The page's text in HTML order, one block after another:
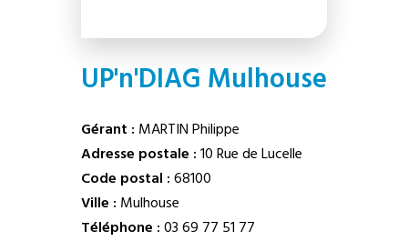
UP'n'DIAG Mulhouse
Gérant : MARTIN Philippe
Adresse postale :10 Rue de Lucelle
Code postal :68100
Ville : Mulhouse
Téléphone :03 69 77 51 77